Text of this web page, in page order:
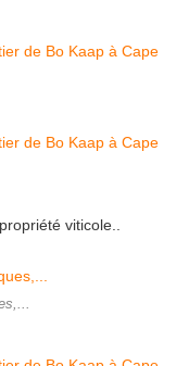
viticole..